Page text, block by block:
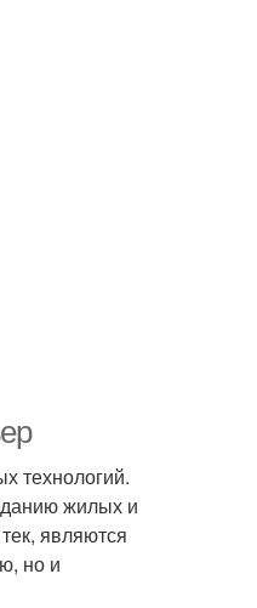
технологий.
жилых и
являются
но и